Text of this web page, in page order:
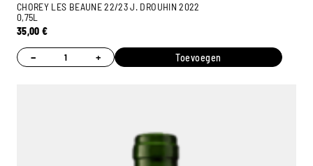
CHOREY LES BEAUNE 22/23 J. DROUHIN 2022
0,75L
35,00€
− + Toevoegen